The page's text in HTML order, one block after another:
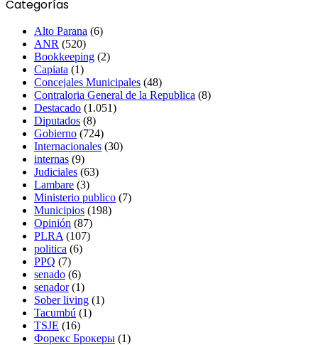
Categorías
Alto Parana (6)
ANR (520)
Bookkeeping (2)
Capiata (1)
Concejales Municipales (48)
Contraloria General de la Republica (8)
Destacado (1.051)
Diputados (8)
Gobierno (724)
Internacionales (30)
internas (9)
Judiciales (63)
Lambare (3)
Ministerio publico (7)
Municipios (198)
Opinión (87)
PLRA (107)
politica (6)
PPQ (7)
senado (6)
senador(1)
Sober living (1)
Tacumbú (1)
TSJE (16)
Форекс Брокеры (1)